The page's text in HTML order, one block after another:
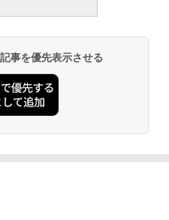
事を優先表示させる